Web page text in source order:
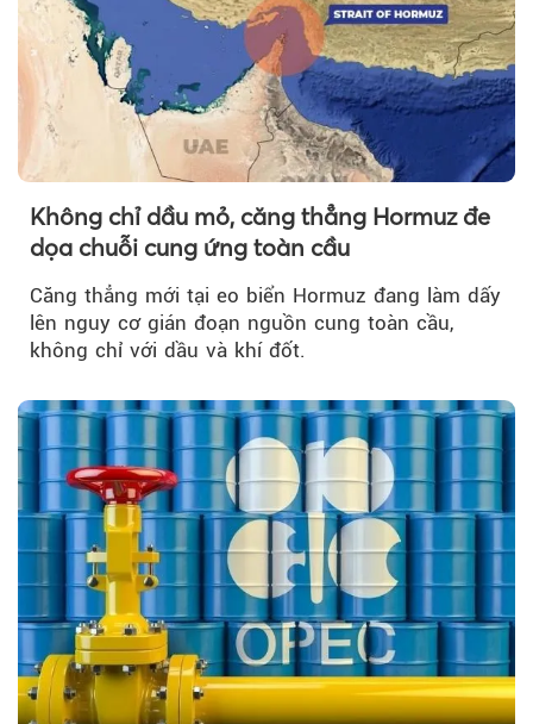
Không chỉ dầu mỏ, căng thẳng Hormuz đe
dọa chuỗi cung ứng toàn cầu
Căng thẳng mới tại eo biển Hormuz đang làm dấy
lên nguy cơ gián đoạn nguồn cung toàn cầu,
không chỉ với dầu và khí đốt.